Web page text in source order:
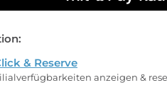
& Reserve
anzeigen &